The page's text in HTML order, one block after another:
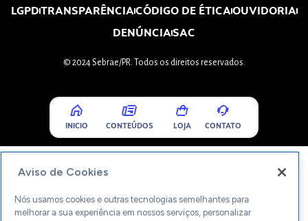
LGPDTRANSPARÊNCIACÓDIGO DE ÉTICAOUVIDORIA
DENÚNCIASAC
© 2024 Sebrae/PR. Todos os direitos reservados.
INICIO CONTEÚDOS LOJA CONTATO
Aviso de Cookies
Nós usamos cookies e outras tecnologias semelhantes para
melhorar a sua experiência em nossos serviços, personalizar